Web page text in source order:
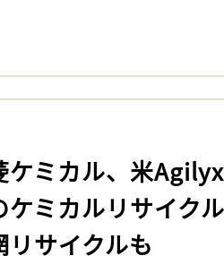
ケミカル、米
ケミカルリサイク
サイクルも